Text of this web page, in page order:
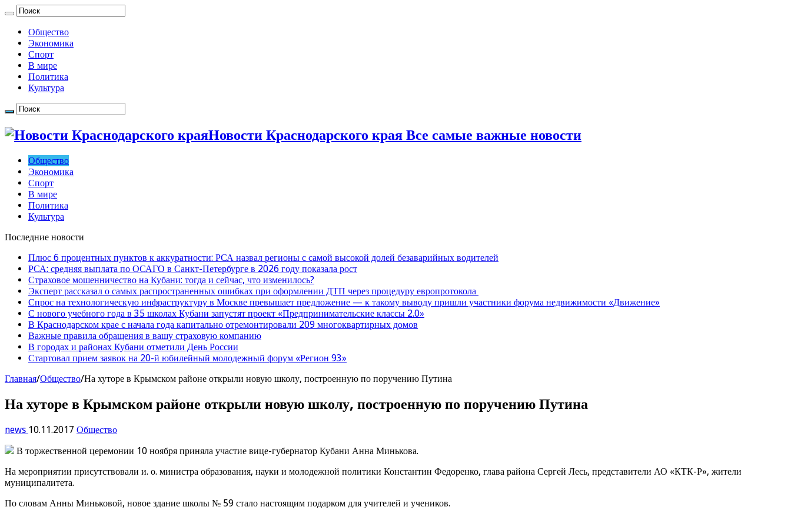
Общество
Экономика
Спорт
В мире
Политика
Культура
Новости Краснодарского края Все самые важные новости
Общество
Экономика
Спорт
В мире
Политика
Культура
Последние новости
Плюс 6 процентных пунктов к аккуратности: РСА назвал регионы с самой высокой долей безаварийных водителей
РСА: средняя выплата по ОСАГО в Санкт-Петербурге в 2026 году показала рост
Страховое мошенничество на Кубани: тогда и сейчас, что изменилось?
Эксперт рассказал о самых распространенных ошибках при оформлении ДТП через процедуру европротокола
Спрос на технологическую инфраструктуру в Москве превышает предложение — к такому выводу пришли участники форума недвижимости «Движение»
С нового учебного года в 35 школах Кубани запустят проект «Предпринимательские классы 2.0»
В Краснодарском крае с начала года капитально отремонтировали 209 многоквартирных домов
Важные правила обращения в вашу страховую компанию
В городах и районах Кубани отметили День России
Стартовал прием заявок на 20-й юбилейный молодежный форум «Регион 93»
Главная/Общество/На хуторе в Крымском районе открыли новую школу, построенную по поручению Путина
На хуторе в Крымском районе открыли новую школу, построенную по поручению Путина
news 10.11.2017 Общество
В торжественной церемонии 10 ноября приняла участие вице-губернатор Кубани Анна Минькова.
На мероприятии присутствовали и. о. министра образования, науки и молодежной политики Константин Федоренко, глава района Сергей Лесь, представители АО «КТК-Р», жители
муниципалитета.
По словам Анны Миньковой, новое здание школы № 59 стало настоящим подарком для учителей и учеников.